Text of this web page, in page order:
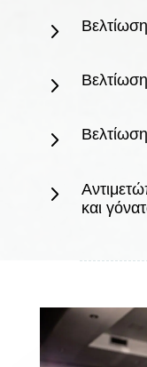
5
5
5
5
και